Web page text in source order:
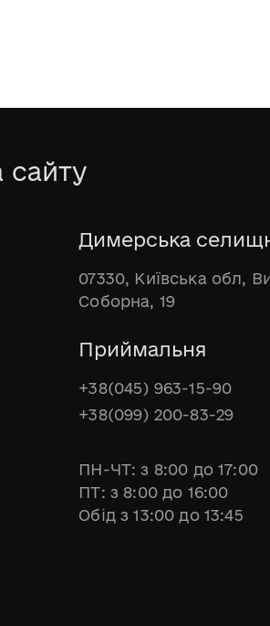
сайту
Димерська
07330, Київська обл,
Соборна, 19
Приймальня
+38(045) 963-15-90
+38(099) 200-83-29
ПН-ЧТ: з 8:00 до 17:00
ПТ: з 8:00 до 16:00
Обід з 13:00 до 13:45